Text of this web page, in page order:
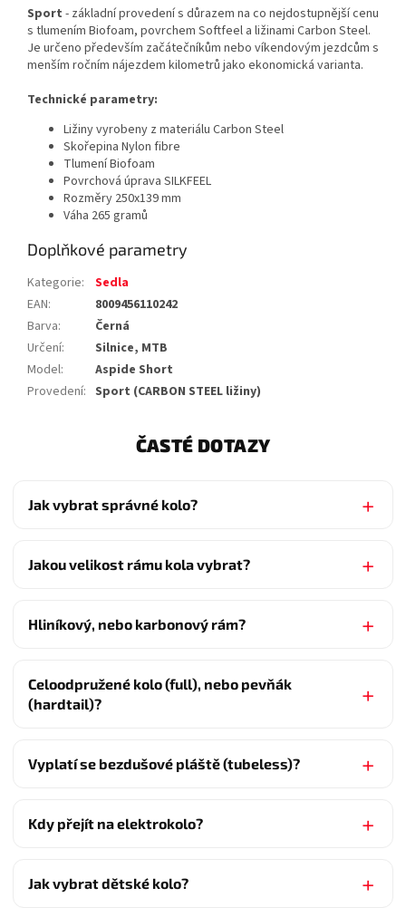
Sport - základní provedení s důrazem na co nejdostupnější cenu
s tlumením Biofoam, povrchem Softfeel a ližinami Carbon Steel.
Je určeno především začátečníkům nebo víkendovým jezdcům s
menším ročním nájezdem kilometrů jako ekonomická varianta.
Technické parametry:
Ližiny vyrobeny z materiálu Carbon Steel
Skořepina Nylon fibre
Tlumení Biofoam
Povrchová úprava SILKFEEL
Rozměry 250x139 mm
Váha 265 gramů
Doplňkové parametry
Kategorie:
Sedla
EAN:
8009456110242
Barva:
Černá
Určení:
Silnice, MTB
Model:
Aspide Short
Provedení: Sport (CARBON STEEL ližiny)
ČASTÉ DOTAZY
Jak vybrat správné kolo?
Jakou velikost rámu kola vybrat?
Hliníkový, nebo karbonový rám?
Celoodpružené kolo (full), nebo pevňák
(hardtail)?
Vyplatí se bezdušové pláště (tubeless)?
Kdy přejít na elektrokolo?
Jak vybrat dětské kolo?